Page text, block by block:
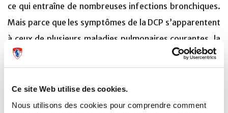
Ce site Web utilise des cookies.
Nous utilisons des cookies pour comprendre comment
ce qui entraîne de nombreuses infections bronchiques.
Mais parce que les symptômes de la DCP s’apparentent
à ceux de plusieurs maladies pulmonaires courantes, la
maladie est extrêmement difficile à diagnostiquer et
passe souvent inaperçue », explique le Dr Shapiro, qui
travaille depuis cinq ans avec le Consortium pour établir
des critères de diagnostic. « Jusqu’à présent, nous